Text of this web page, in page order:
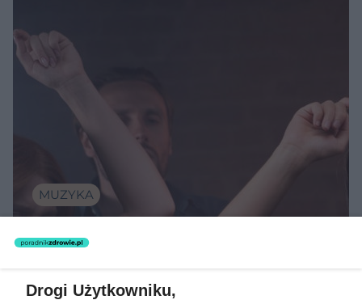
MUZYKA
"ESKA Hity na Czasie" – playlista,
Drogi Użytkowniku,